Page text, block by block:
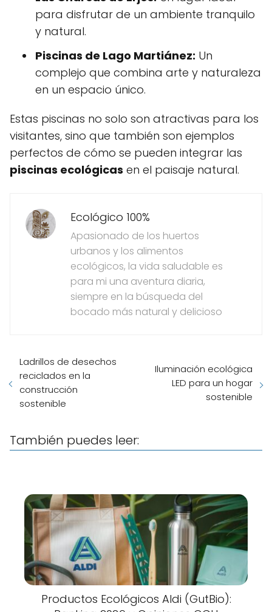
para disfrutar de un ambiente tranquilo
y natural.
Piscinas de Lago Martiánez: Un
complejo que combina arte y naturaleza
en un espacio único.
Estas piscinas no solo son atractivas para los
visitantes, sino que también son ejemplos
perfectos de cómo se pueden integrar las
piscinas ecológicas en el paisaje natural.
Ecológico 100%
Apasionado de los huertos
urbanos y los alimentos
ecológicos, la vida saludable es
para mi una aventura diaria,
siempre en la búsqueda del
bocado más natural y delicioso
Ladrillos de desechos
reciclados en la
construcción
sostenible
Iluminación ecológica
LED para un hogar
sostenible
También puedes leer:
Productos Ecológicos Aldi (GutBio):